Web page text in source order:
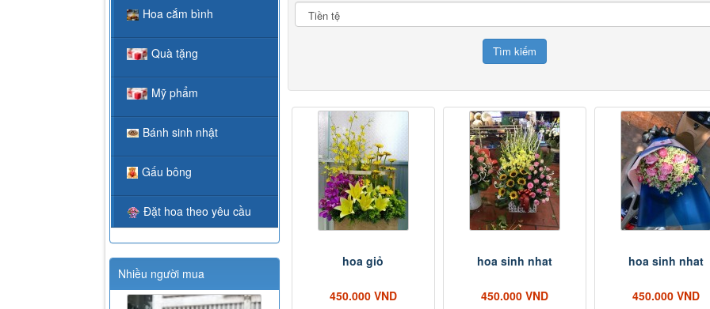
hoa giỏ
450.000 VND
hoa sinh nhat
450.000 VND
hoa sinh nhat
450.000 VND
Hoa cắm bình
Quà tặng
Mỹ phẩm
Bánh sinh nhật
Gấu bông
Đặt hoa theo yêu cầu
Nhiều người mua